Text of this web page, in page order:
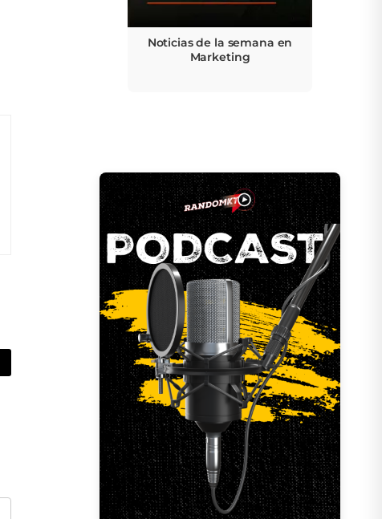
Noticias de la semana en
Marketing